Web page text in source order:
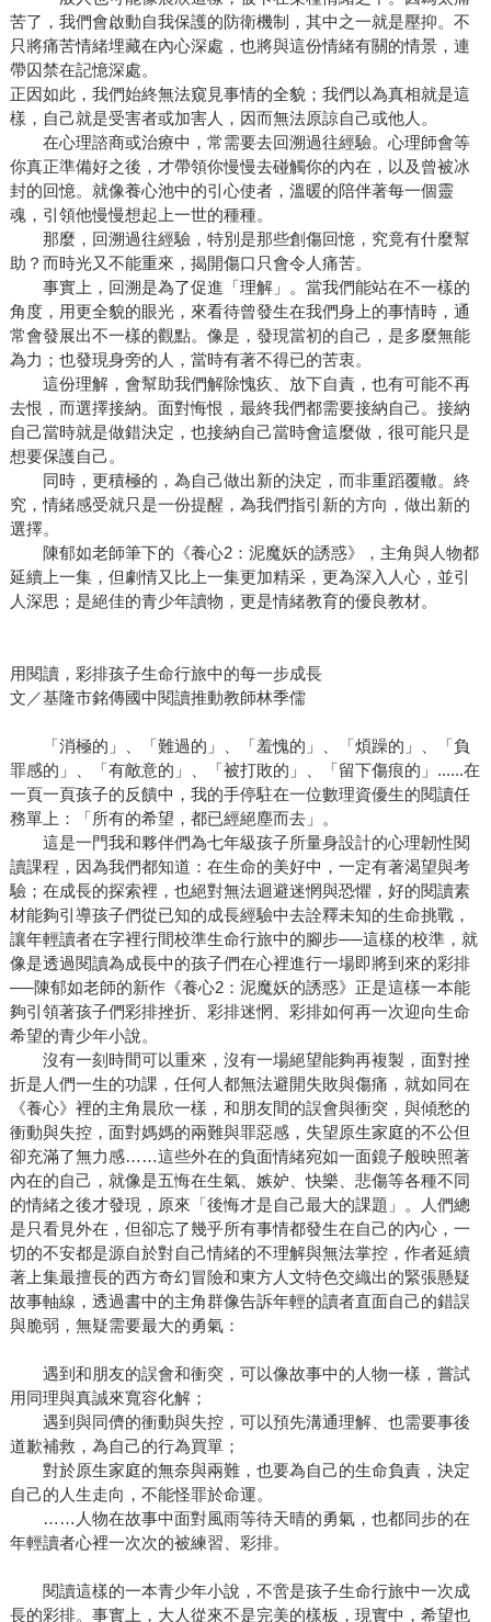
苦了，我們會啟動自我保護的防衛機制，其中之一就是壓抑。不
只將痛苦情緒埋藏在內心深處，也將與這份情緒有關的情景，連
帶囚禁在記憶深處。
正因如此，我們始終無法窺見事情的全貌；我們以為真相就是這
樣，自己就是受害者或加害人，因而無法原諒自己或他人。
在心理諮商或治療中，常需要去回溯過往經驗。心理師會等
你真正準備好之後，才帶領你慢慢去碰觸你的內在，以及曾被冰
封的回憶。就像養心池中的引心使者，溫暖的陪伴著每一個靈
魂，引領他慢慢想起上一世的種種。
那麼，回溯過往經驗，特別是那些創傷回憶，究竟有什麼幫
助？而時光又不能重來，揭開傷口只會令人痛苦。
事實上，回溯是為了促進「理解」。當我們能站在不一樣的
角度，用更全貌的眼光，來看待曾發生在我們身上的事情時，通
常會發展出不一樣的觀點。像是，發現當初的自己，是多麼無能
為力；也發現身旁的人，當時有著不得已的苦衷。
這份理解，會幫助我們解除愧疚、放下自責，也有可能不再
去恨，而選擇接納。面對悔恨，最終我們都需要接納自己。接納
自己當時就是做錯決定，也接納自己當時會這麼做，很可能只是
想要保護自己。
同時，更積極的，為自己做出新的決定，而非重蹈覆轍。終
究，情緒感受就只是一份提醒，為我們指引新的方向，做出新的
選擇。
陳郁如老師筆下的《養心2：泥魔妖的誘惑》，主角與人物都
延續上一集，但劇情又比上一集更加精采，更為深入人心，並引
人深思；是絕佳的青少年讀物，更是情緒教育的優良教材。
用閱讀，彩排孩子生命行旅中的每一步成長
文／基隆市銘傳國中閱讀推動教師林季儒
「消極的」、「難過的」、「羞愧的」、「煩躁的」、「負
罪感的」、「有敵意的」、「被打敗的」、「留下傷痕的」......在
一頁一頁孩子的反饋中，我的手停駐在一位數理資優生的閱讀任
務單上：「所有的希望，都已經絕塵而去」。
這是一門我和夥伴們為七年級孩子所量身設計的心理韌性閱
讀課程，因為我們都知道：在生命的美好中，一定有著渴望與考
驗；在成長的探索裡，也絕對無法迴避迷惘與恐懼，好的閱讀素
材能夠引導孩子們從已知的成長經驗中去詮釋未知的生命挑戰，
讓年輕讀者在字裡行間校準生命行旅中的腳步──這樣的校準，就
像是透過閱讀為成長中的孩子們在心裡進行一場即將到來的彩排
──陳郁如老師的新作《養心2：泥魔妖的誘惑》正是這樣一本能
夠引領著孩子們彩排挫折、彩排迷惘、彩排如何再一次迎向生命
希望的青少年小說。
沒有一刻時間可以重來，沒有一場絕望能夠再複製，面對挫
折是人們一生的功課，任何人都無法避開失敗與傷痛，就如同在
《養心》裡的主角晨欣一樣，和朋友間的誤會與衝突，與傾愁的
衝動與失控，面對媽媽的兩難與罪惡感，失望原生家庭的不公但
卻充滿了無力感……這些外在的負面情緒宛如一面鏡子般映照著
內在的自己，就像是五悔在生氣、嫉妒、快樂、悲傷等各種不同
的情緒之後才發現，原來「後悔才是自己最大的課題」。人們總
是只看見外在，但卻忘了幾乎所有事情都發生在自己的內心，一
切的不安都是源自於對自己情緒的不理解與無法掌控，作者延續
著上集最擅長的西方奇幻冒險和東方人文特色交織出的緊張懸疑
故事軸線，透過書中的主角群像告訴年輕的讀者直面自己的錯誤
與脆弱，無疑需要最大的勇氣：
遇到和朋友的誤會和衝突，可以像故事中的人物一樣，嘗試
用同理與真誠來寬容化解；
遇到與同儕的衝動與失控，可以預先溝通理解、也需要事後
道歉補救，為自己的行為買單；
對於原生家庭的無奈與兩難，也要為自己的生命負責，決定
自己的人生走向，不能怪罪於命運。
……人物在故事中面對風雨等待天晴的勇氣，也都同步的在
年輕讀者心裡一次次的被練習、彩排。
閱讀這樣的一本青少年小說，不啻是孩子生命行旅中一次成
長的彩排。事實上，大人從來不是完美的樣板，現實中，希望也